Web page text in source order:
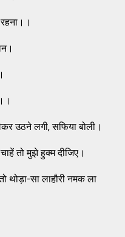
उठने लगी, सफिया बोली।
तो मुझे हुक्म दीजिए।
थोड़ा-सा लाहौरी नमक ला